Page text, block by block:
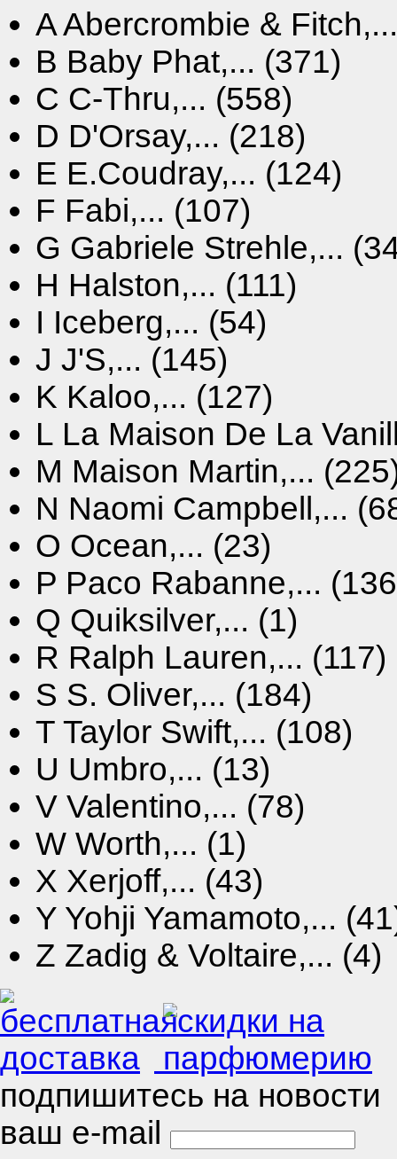
AAbercrombie &
B Baby Phat,... (371)
C C-Thru,... (558)
D D'Orsay,... (218)
E E.Coudray,... (124)
F Fabi,... (107)
G Gabriele Strehle,...
H Halston,... (111)
I Iceberg,... (54)
J J'S,... (145)
K Kaloo,... (127)
L La Maison De La
M Maison Martin,...
N Naomi Campbell,...
O Ocean,... (23)
P Paco Rabanne,...
Q Quiksilver,... (1)
R Ralph Lauren,... (117)
S S. Oliver,... (184)
T Taylor Swift,... (108)
U Umbro,... (13)
V Valentino,... (78)
W Worth,... (1)
X Xerjoff,... (43)
Y Yohji Yamamoto,...
Z Zadig & Voltaire,... (4)
подпишитесь на новости
ваш e-mail